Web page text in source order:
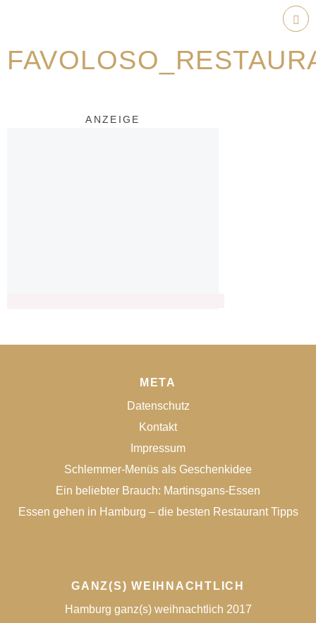
ANZEIGE
META
Datenschutz
Kontakt
Impressum
Schlemmer-Menüs als Geschenkidee
Ein beliebter Brauch: Martinsgans-Essen
Essen gehen in Hamburg – die besten Restaurant Tipps
GANZ(S) WEIHNACHTLICH
Hamburg ganz(s) weihnachtlich 2017